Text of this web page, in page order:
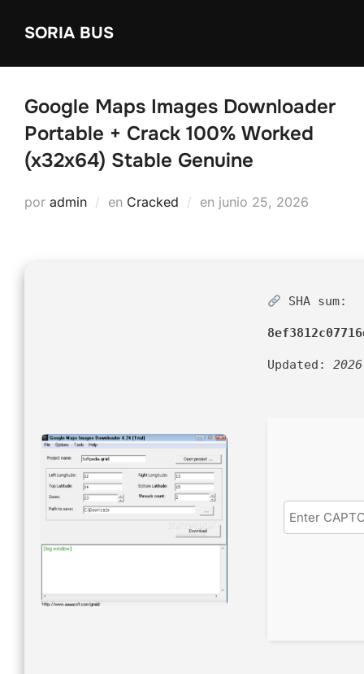
SORIA BUS
Google Maps Images Downloader
Portable + Crack 100% Worked
(x32x64) Stable Genuine
por admin en Cracked en Publicado
junio 25, 2026
SHA sum:
Updated: